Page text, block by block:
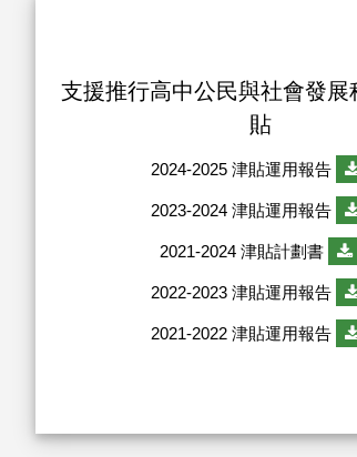
支援推行高中公民與社會發展
貼
2024-2025 津貼運用報告
2023-2024 津貼運用報告
2021-2024 津貼計劃書
2022-2023 津貼運用報告
2021-2022 津貼運用報告